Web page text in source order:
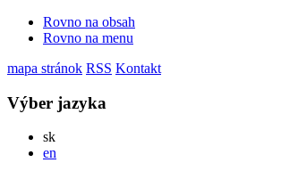
Rovno na obsah
Rovno na menu
mapa stránok RSS Kontakt
Výber jazyka
skSlovensky
en